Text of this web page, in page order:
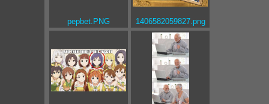
pepbet.PNG 1406582059827.png